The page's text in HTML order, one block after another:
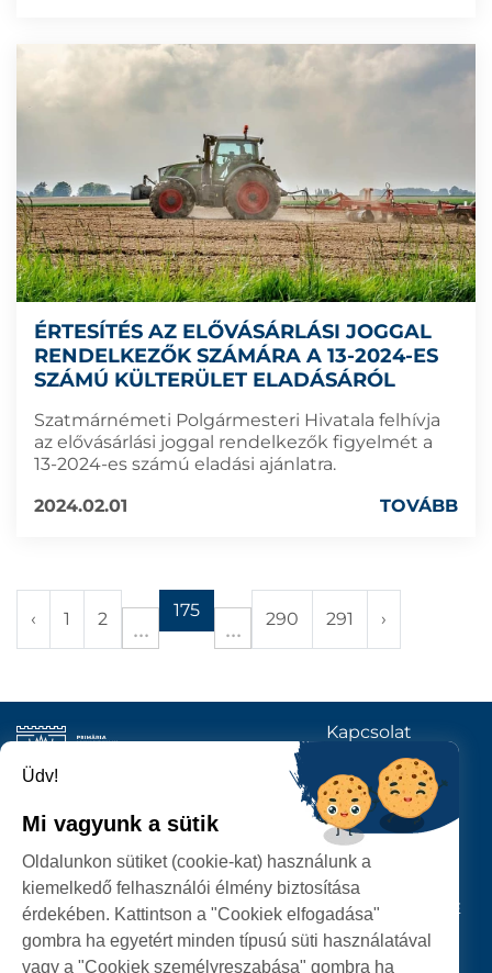
ÉRTESÍTÉS AZ ELŐVÁSÁRLÁSI JOGGAL
RENDELKEZŐK SZÁMÁRA A 13-2024-ES
SZÁMÚ KÜLTERÜLET ELADÁSÁRÓL
Szatmárnémeti Polgármesteri Hivatala felhívja
az elővásárlási joggal rendelkezők figyelmét a
13-2024-es számú eladási ajánlatra.
2024.02.01
TOVÁBB
‹ 1 2 175 290 291 ›
SZEMÉLYES ADATOK VÉDELME
SZATMÁRNÉMETI
POLGÁRMESTERI HIVATAL
P-ȚA 25 OCTOMBRIE, NR. 1 CORP M, 440026 SATU MARE
Kapcsolat
KÖVESSENEK
Üdv!
Mi vagyunk a sütik
Oldalunkon sütiket (cookie-kat) használunk a
kiemelkedő felhasználói élmény biztosítása
érdekében. Kattintson a "Cookiek elfogadása"
gombra ha egyetért minden típusú süti használatával
vagy a "Cookiek személyreszabása" gombra ha